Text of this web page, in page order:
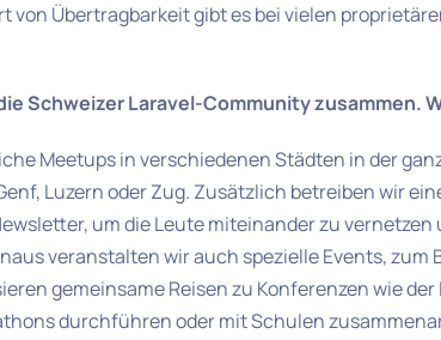
von Übertragbarkeit gibt es bei vielen
Schweizer Laravel-Community zusammen.
Meetups in verschiedenen Städten in der
Luzern oder Zug. Zusätzlich betreiben wir
um die Leute miteinander zu vernetzen
veranstalten wir auch spezielle Events, zum
gemeinsame Reisen zu Konferenzen wie der
durchführen oder mit Schulen